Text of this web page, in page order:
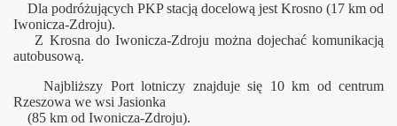
Dla podróżujących PKP stacją docelową jest Krosno (17 km od
Iwonicza-Zdroju).
Z Krosna do Iwonicza-Zdroju można dojechać komunikacją
autobusową.
Najbliższy Port lotniczy znajduje się 10 km od centrum
Rzeszowa we wsi Jasionka
(85 km od Iwonicza-Zdroju).